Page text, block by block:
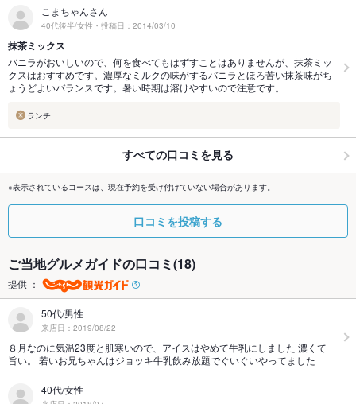
こまちゃんさん
40代後半/女性・投稿日：2014/03/10
抹茶ミックス
バニラがおいしいので、何を食べてもはずすことはありませんが、抹茶ミッ
クスはおすすめです。濃厚なミルクの味がするバニラとほろ苦い抹茶味がち
ょうどよいバランスです。暑い時期は溶けやすいので注意です。
ランチ
すべての口コミを見る
※表示されているコースは、現在予約を受け付けていない場合があります。
口コミを投稿する
ご当地グルメガイドの口コミ(18)
提供 ：
50代/男性
来店日：2019/08/22
８月なのに気温23度と肌寒いので、アイスはやめて牛乳にしました 濃くて
旨い。 若いお兄ちゃんはジョッキ牛乳飲み放題でぐいぐいやってました
40代/女性